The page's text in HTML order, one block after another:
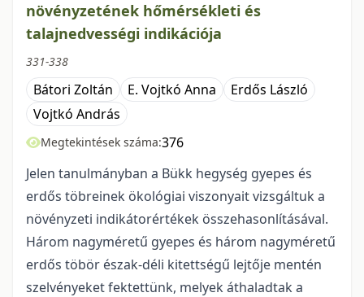
növényzetének hőmérsékleti és
talajnedvességi indikációja
331-338
Bátori Zoltán E. Vojtkó Anna
Erdős László
Vojtkó András
Megtekintések száma:376
Jelen tanulmányban a Bükk hegység gyepes és
erdős töbreinek ökológiai viszonyait vizsgáltuk a
növényzeti indikátorértékek összehasonlításával.
Három nagyméretű gyepes és három nagyméretű
erdős töbör észak-déli kitettségű lejtője mentén
szelvényeket fektettünk, melyek áthaladtak a